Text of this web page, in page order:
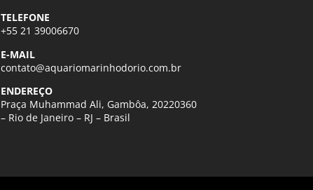
TELEFONE
+55 21 39006670
E-MAIL
contato@aquariomarinhodorio.com.br
ENDEREÇO
Praça Muhammad Ali, Gambôa, 20220360
– Rio de Janeiro – RJ – Brasil